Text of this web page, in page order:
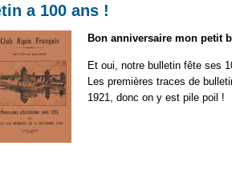
a 100 ans !
Bon anniversaire mon petit
Et oui, notre bulletin fête ses
Les premières traces de
1921, donc on y est pile poil !